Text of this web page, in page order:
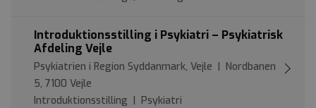
Introduktionsstilling i Psykiatri – Psykiatrisk
Afdeling Vejle
Psykiatrien i Region Syddanmark, Vejle | Nordbanen
5, 7100 Vejle
Introduktionsstilling | Psykiatri